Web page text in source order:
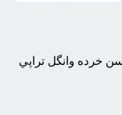
خرده وانگل تراپي